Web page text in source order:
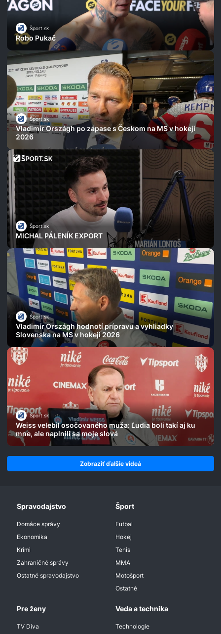
Šport.sk
Robo Pukač
Šport.sk
Vladimír Országh po zápase s Českom na MS v hokeji
2026
Šport.sk
MICHAL PÁLENÍK EXPORT
Šport.sk
Vladimír Országh hodnotí prípravu a vyhliadky
Slovenska na MS v hokeji 2026
Šport.sk
Weiss velebil osočovaného muža: Ľudia boli takí aj ku
mne, ale naplnili sa moje slová
Zobraziť ďalšie videá
Spravodajstvo
Domáce správy
Ekonomika
Krimi
Zahraničné správy
Ostatné spravodajstvo
Šport
Futbal
Hokej
Tenis
MMA
Motošport
Ostatné
Pre ženy
TV Diva
Veda a technika
Technologie